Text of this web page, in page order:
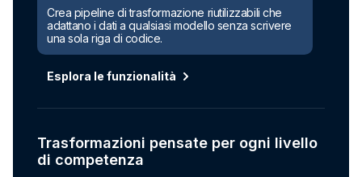
Crea pipeline di trasformazione riutilizzabili che
adattano i dati a qualsiasi modello senza scrivere
una sola riga di codice.
Esplora le funzionalità
Trasformazioni pensate per ogni livello
di competenza